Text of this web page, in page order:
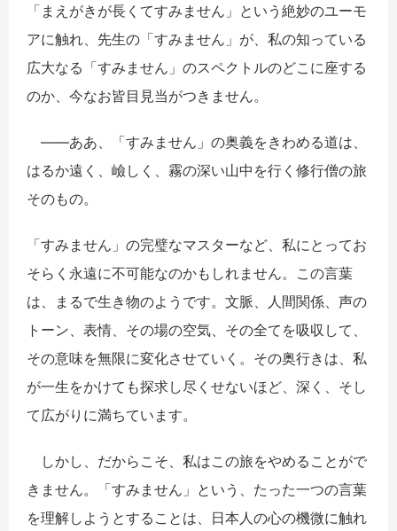
「まえがきが長くてすみません」という絶妙のユーモ
アに触れ、先生の「すみません」が、私の知っている
広大なる「すみません」のスペクトルのどこに座する
のか、今なお皆目見当がつきません。
――ああ、「すみません」の奥義をきわめる道は、
はるか遠く、嶮しく、霧の深い山中を行く修行僧の旅
そのもの。
「すみません」の完璧なマスターなど、私にとってお
そらく永遠に不可能なのかもしれません。この言葉
は、まるで生き物のようです。文脈、人間関係、声の
トーン、表情、その場の空気、その全てを吸収して、
その意味を無限に変化させていく。その奥行きは、私
が一生をかけても探求し尽くせないほど、深く、そし
て広がりに満ちています。
しかし、だからこそ、私はこの旅をやめることがで
きません。「すみません」という、たった一つの言葉
を理解しようとすることは、日本人の心の機微に触れ